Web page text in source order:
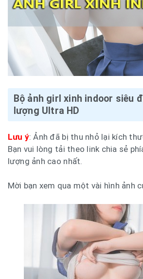
Bộ ảnh girl xinh indoor siêu
lượng Ultra HD
Lưu ý: Ảnh đã bị thu nhỏ lại kích
Bạn vui lòng tải theo link chia sẻ
lượng ảnh cao nhất.
Mời bạn xem qua một vài hình ảnh